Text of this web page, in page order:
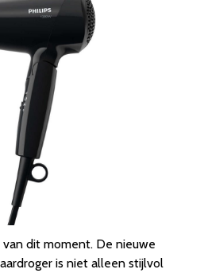
dit moment. De nieuwe
is niet alleen stijlvol